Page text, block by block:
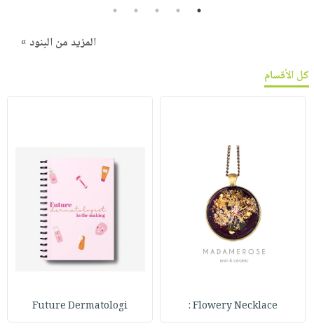
1
2
3
4
5
المزيد من البنود »
كل الأقسام
Flowery Necklace :
Future Dermatologi